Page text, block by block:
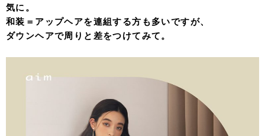
気に。
和装＝アップヘアを連組する方も多いですが、
ダウンヘアで周りと差をつけてみて。